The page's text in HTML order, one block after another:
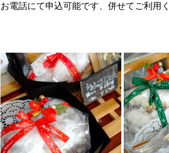
お電話にて申込可能です、併せてご利用